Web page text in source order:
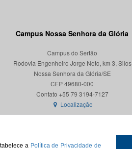
a Política de Privacidade de
Campus Nossa Senhora da Glória
Campus do Sertão
Rodovia Engenheiro Jorge Neto, km 3, Silos
Nossa Senhora da Glória/SE
CEP 49680-000
Contato +55 79 3194-7127
Localização